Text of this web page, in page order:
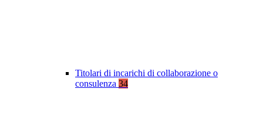
Titolari di incarichi di collaborazione o
consulenza 34